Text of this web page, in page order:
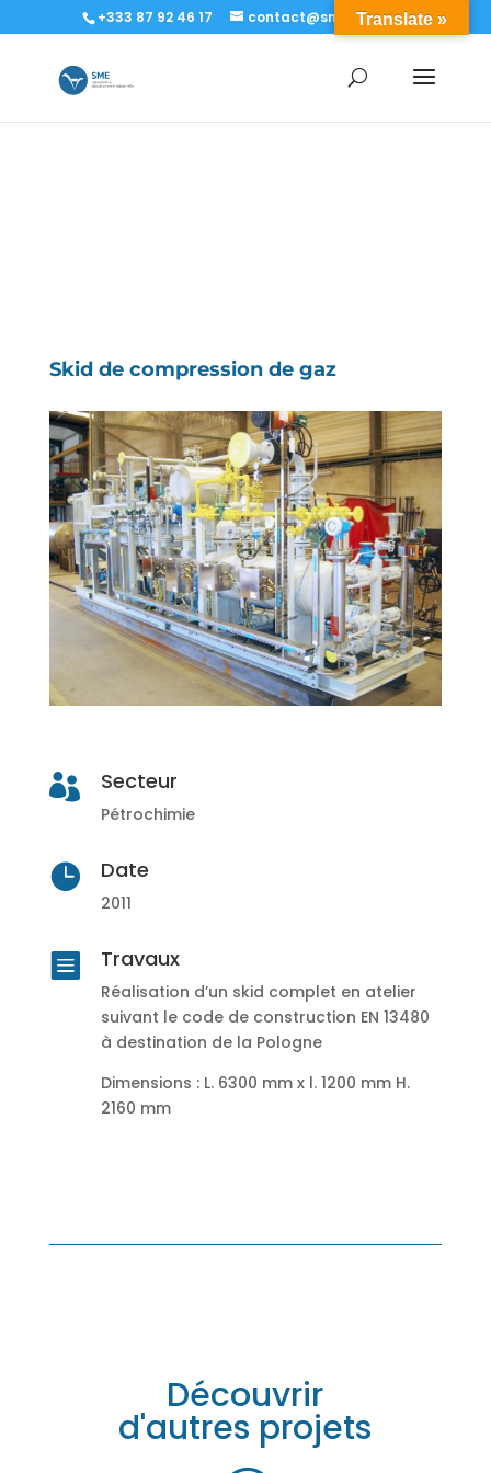
+333 87 92 46 17 contact@sme-sa.com
Skid de compression de gaz
 Secteur
Pétrochimie
 Date
2011
 Travaux
Réalisation d’un skid complet en atelier
suivant le code de construction EN 13480
à destination de la Pologne
Dimensions : L. 6300 mm x l. 1200 mm H.
2160 mm
Découvrir
d'autres projets
Translate »